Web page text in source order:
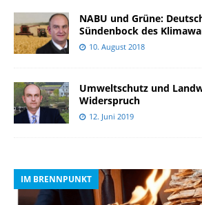
NABU und Grüne:
Sündenbock des
10. August 2018
Umweltschutz und
Widerspruch
12. Juni 2019
IM BRENNPUNKT